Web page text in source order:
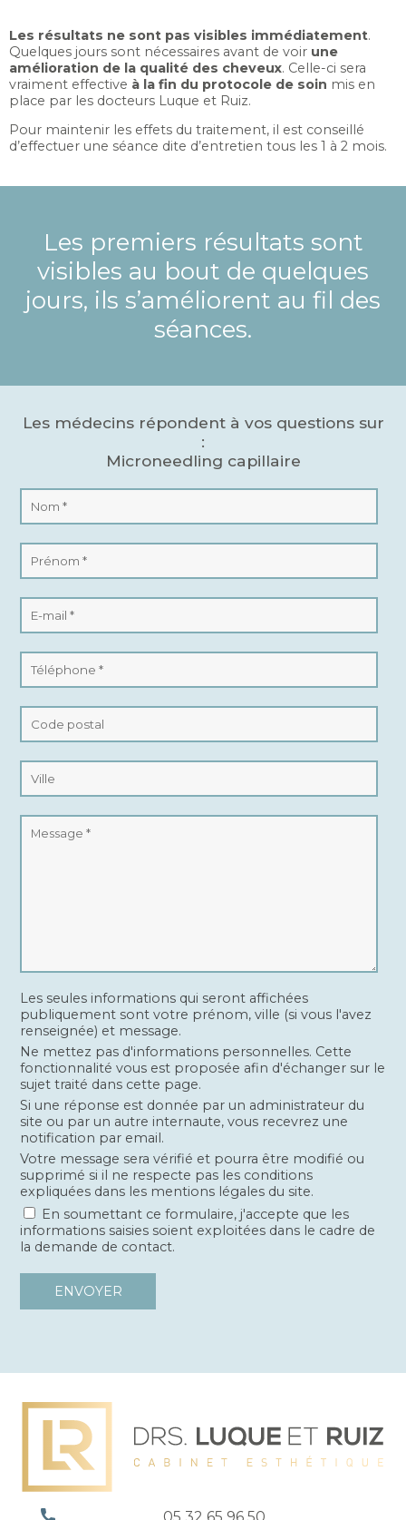
Les résultats ne sont pas visibles immédiatement.
Quelques jours sont nécessaires avant de voir une
amélioration de la qualité des cheveux. Celle-ci sera
vraiment effective à la fin du protocole de soin mis en
place par les docteurs Luque et Ruiz.
Pour maintenir les effets du traitement, il est conseillé
d’effectuer une séance dite d’entretien tous les 1 à 2 mois.
Les premiers résultats sont
visibles au bout de quelques
jours, ils s’améliorent au fil des
séances.
Les médecins répondent à vos questions sur
:
Microneedling capillaire
Les seules informations qui seront affichées
publiquement sont votre prénom, ville (si vous l'avez
renseignée) et message.
Ne mettez pas d'informations personnelles. Cette
fonctionnalité vous est proposée afin d'échanger sur le
sujet traité dans cette page.
Si une réponse est donnée par un administrateur du
site ou par un autre internaute, vous recevrez une
notification par email.
Votre message sera vérifié et pourra être modifié ou
supprimé si il ne respecte pas les conditions
expliquées dans les mentions légales du site.
En soumettant ce formulaire, j'accepte que les
informations saisies soient exploitées dans le cadre de
la demande de contact.